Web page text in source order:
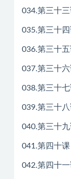
034.第三十
035.第三十
036.第三十
037.第三十
038.第三十
039.第三十
040.第三十
041.第四十
042.第四十